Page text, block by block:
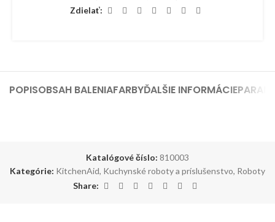
Zdielať:
POPISOBSAH BALENIAFARBYĎALŠIE INFORMÁCIE
Katalógové číslo: 810003
Kategórie: KitchenAid, Kuchynské roboty a príslušenstvo, Roboty
Share: